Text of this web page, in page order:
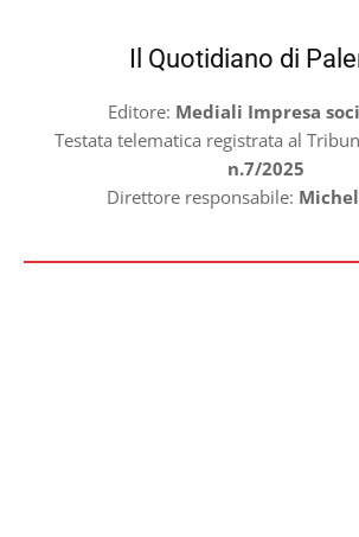
Il Quotidiano di
Editore: Mediali Impresa
Testata telematica registrata al
n.7/2025
Direttore responsabile: